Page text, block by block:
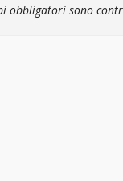
obbligatori sono